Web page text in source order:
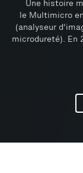
Une histoire
le Multimicro
(analyseur
microdureté). En